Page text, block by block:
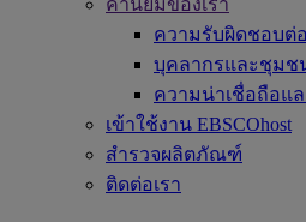
ค่านิยมของเรา
ความรับผิดชอบต่
บุคลากรและชุมช
ความน่าเชื่อถือแ
เข้าใช้งาน EBSCOhost
สำรวจผลิตภัณฑ์
ติดต่อเรา